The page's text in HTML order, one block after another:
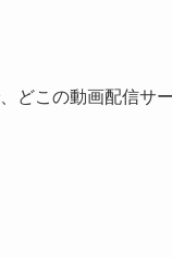
どこの動画配信サ